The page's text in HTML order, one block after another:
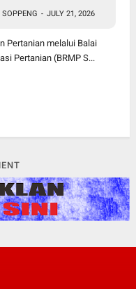
- JULY 21, 2026
Pertanian melalui Balai
Pertanian (BRMP S...